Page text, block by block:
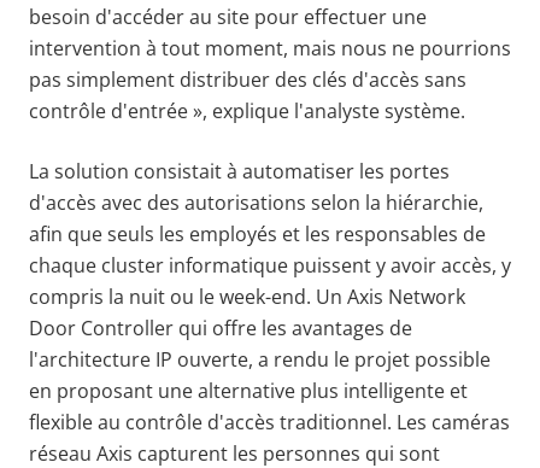
besoin d'accéder au site pour effectuer une
intervention à tout moment, mais nous ne pourrions
pas simplement distribuer des clés d'accès sans
contrôle d'entrée », explique l'analyste système.
La solution consistait à automatiser les portes
d'accès avec des autorisations selon la hiérarchie,
afin que seuls les employés et les responsables de
chaque cluster informatique puissent y avoir accès, y
compris la nuit ou le week-end. Un Axis Network
Door Controller qui offre les avantages de
l'architecture IP ouverte, a rendu le projet possible
en proposant une alternative plus intelligente et
flexible au contrôle d'accès traditionnel. Les caméras
réseau Axis capturent les personnes qui sont